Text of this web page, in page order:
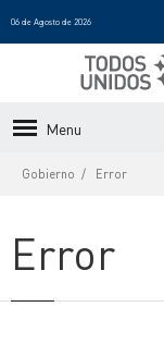
06 de Agosto de 2026
Menu
Gobierno Error
Error